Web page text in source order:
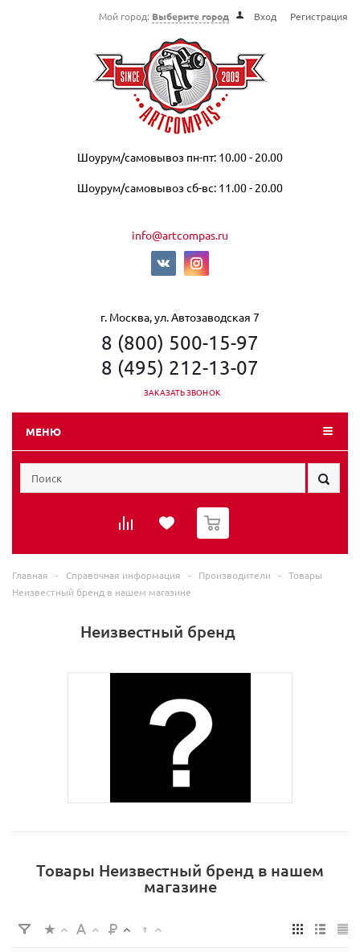
Мой город: Выберите город Вход Регистрация
Шоурум/самовывоз пн-пт: 10.00 - 20.00
Шоурум/самовывоз сб-вс: 11.00 - 20.00
info@artcompas.ru
г. Москва, ул. Автозаводская 7
8 (800) 500-15-97
8 (495) 212-13-07
ЗАКАЗАТЬ ЗВОНОК
МЕНЮ
0
Главная - Справочная информация - Производители -
Товары
Неизвестный бренд в нашем магазине
Неизвестный бренд
Товары Неизвестный бренд в нашем
магазине